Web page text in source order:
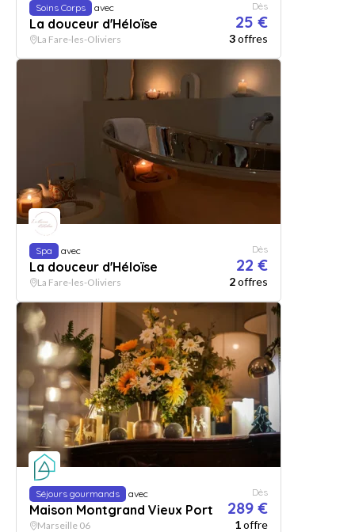
Soins Corps avec
La douceur d'Héloïse
Dès
25 €
La Fare-les-Oliviers 3offres
Spa avec
La douceur d'Héloïse
Dès
22 €
La Fare-les-Oliviers 2offres
Séjours gourmands avec
Maison Montgrand Vieux Port
Dès
289 €
Marseille 06 1offre